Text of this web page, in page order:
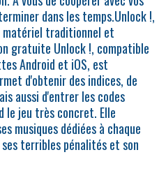
dans les temps.Unlock !,
traditionnel et
gratuite Unlock !, compatible
Android et iOS, est
d'obtenir des indices, de
aussi d'entrer les codes
le jeu très concret. Elle
musiques dédiées à chaque
terribles pénalités et son